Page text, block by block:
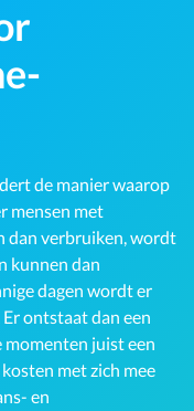
de manier waarop
mensen met
dan verbruiken, wordt
kunnen dan
dagen wordt er
ontstaat dan een
juist een
met zich mee
en